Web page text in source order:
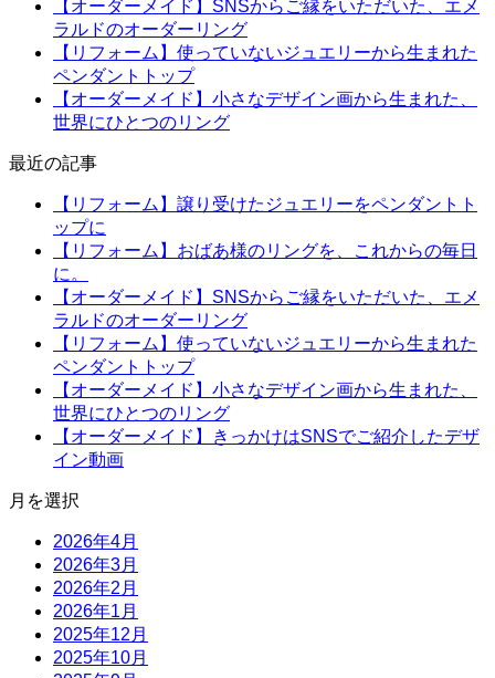
【オーダーメイド】SNSからご縁をいただいた、エメ
ラルドのオーダーリング
【リフォーム】使っていないジュエリーから生まれた
ペンダントトップ
【オーダーメイド】小さなデザイン画から生まれた、
世界にひとつのリング
最近の記事
【リフォーム】譲り受けたジュエリーをペンダントト
ップに
【リフォーム】おばあ様のリングを、これからの毎日
に。
【オーダーメイド】SNSからご縁をいただいた、エメ
ラルドのオーダーリング
【リフォーム】使っていないジュエリーから生まれた
ペンダントトップ
【オーダーメイド】小さなデザイン画から生まれた、
世界にひとつのリング
【オーダーメイド】きっかけはSNSでご紹介したデザ
イン動画
月を選択
2026年4月
2026年3月
2026年2月
2026年1月
2025年12月
2025年10月